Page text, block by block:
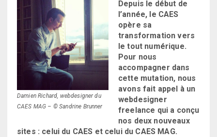
Damien Richard, webdesigner du
CAES MAG – © Sandrine Brunner
Depuis le début de
l’année, le CAES
opère sa
transformation vers
le tout numérique.
Pour nous
accompagner dans
cette mutation, nous
avons fait appel à un
webdesigner
freelance qui a conçu
nos deux nouveaux
sites : celui du CAES et celui du CAES MAG.